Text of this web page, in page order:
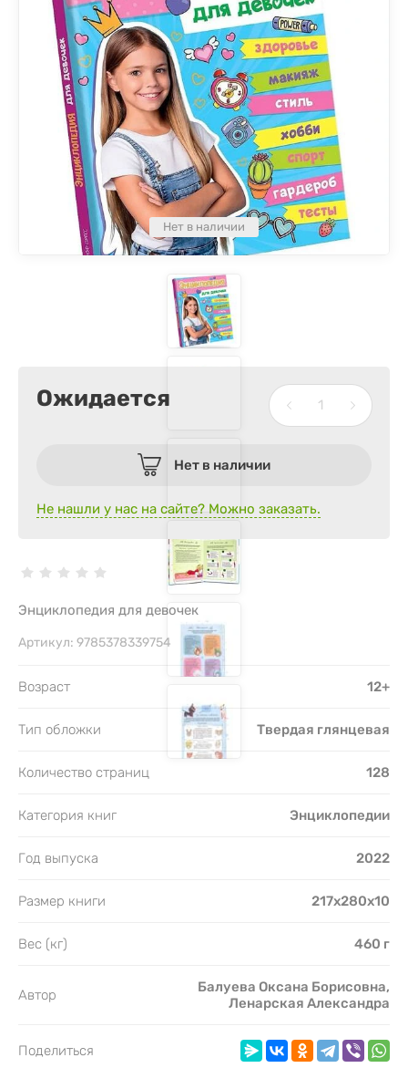
Нет в наличии
Ожидается
Нет в наличии
Не нашли у нас на сайте? Можно заказать.
Энциклопедия для девочек
Артикул: 9785378339754
Возраст 12+
Тип обложки Твердая глянцевая
Количество страниц 128
Категория книг Энциклопедии
Год выпуска 2022
Размер книги 217х280х10
Вес (кг) 460 г
Автор
Балуева Оксана Борисовна,
Ленарская Александра
Поделиться